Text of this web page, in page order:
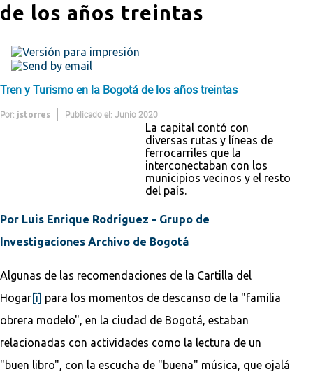
de los años treintas
Tren y Turismo en la Bogotá de los años treintas
Por: jstorres Publicado el: Junio 2020
La capital contó con
diversas rutas y líneas de
ferrocarriles que la
interconectaban con los
municipios vecinos y el resto
del país.
Por Luis Enrique Rodríguez - Grupo de
Investigaciones Archivo de Bogotá
Algunas de las recomendaciones de la Cartilla del
Hogar[i] para los momentos de descanso de la "familia
obrera modelo", en la ciudad de Bogotá, estaban
relacionadas con actividades como la lectura de un
"buen libro", con la escucha de "buena" música, que ojalá